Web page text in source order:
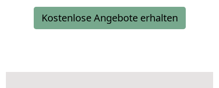
Kostenlose Angebote erhalten